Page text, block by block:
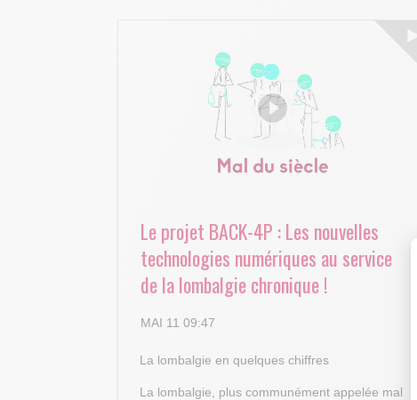
Le projet BACK-4P : Les nouvelles
technologies numériques au service
de la lombalgie chronique !
MAI 11 09:47
La lombalgie en quelques chiffres
La lombalgie, plus communément appelée mal